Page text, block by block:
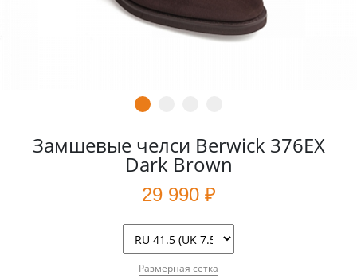
Замшевые челси Berwick 376EX
Dark Brown
29 990 ₽
Размерная сетка